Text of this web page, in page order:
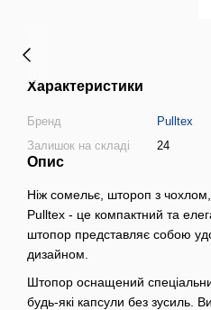
Характеристики
Бренд
Pulltex
Залишок на складі
24
Опис
Ніж сомельє, штороп з
Pulltex - це компактний та
штопор представляє собою
дизайном.
Штопор оснащений
будь-які капсули без зусиль.